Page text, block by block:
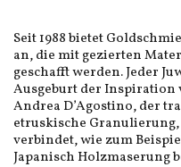
Seit 1988 bietet
an, die mit gezierten
geschafft werden. Jeder
Ausgeburt der
Andrea D’Agostino, der
etruskische
verbindet, wie zum
Japanisch Holzmaserung